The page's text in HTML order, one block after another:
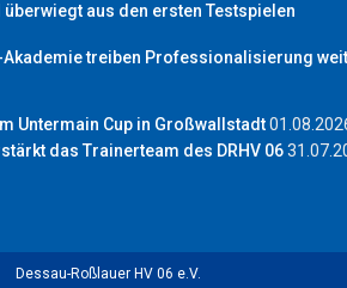
aus den ersten Testspielen
Akademie treiben Professionalisierung
Untermain Cup in Großwallstadt
das Trainerteam des DRHV 06
Dessau-Roßlauer HV 06 e.V.